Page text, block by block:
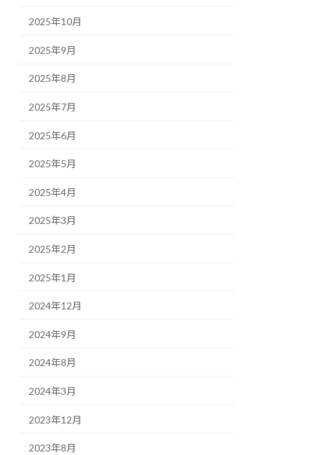
2025年10月
2025年9月
2025年8月
2025年7月
2025年6月
2025年5月
2025年4月
2025年3月
2025年2月
2025年1月
2024年12月
2024年9月
2024年8月
2024年3月
2023年12月
2023年8月